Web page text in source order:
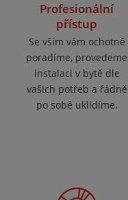
Profesionální
přístup
Se vším vám ochotně
poradíme, provedeme
instalaci v bytě dle
vašich potřeb a řádně
po sobě uklidíme.